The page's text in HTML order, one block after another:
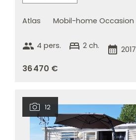
Atlas Mobil-home Occasion
group 4 pers. bed 2 ch. calendar_month 2017
36 470 €
12